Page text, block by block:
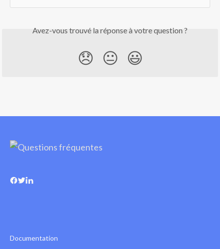
Avez-vous trouvé la réponse à votre question ?
😞 😐 😃
Documentation